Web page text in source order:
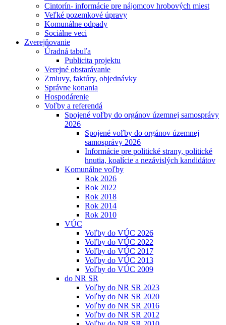
Cintorín- informácie pre nájomcov hrobových miest
Veľké pozemkové úpravy
Komunálne odpady
Sociálne veci
Zverejňovanie
Úradná tabuľa
Publicita projektu
Verejné obstarávanie
Zmluvy, faktúry, objednávky
Správne konania
Hospodárenie
Voľby a referendá
Spojené voľby do orgánov územnej samosprávy
2026
Spojené voľby do orgánov územnej
samosprávy 2026
Informácie pre politické strany, politické
hnutia, koalície a nezávislých kandidátov
Komunálne voľby
Rok 2026
Rok 2022
Rok 2018
Rok 2014
Rok 2010
VÚC
Voľby do VÚC 2026
Voľby do VÚC 2022
Voľby do VÚC 2017
Voľby do VÚC 2013
Voľby do VÚC 2009
do NR SR
Voľby do NR SR 2023
Voľby do NR SR 2020
Voľby do NR SR 2016
Voľby do NR SR 2012